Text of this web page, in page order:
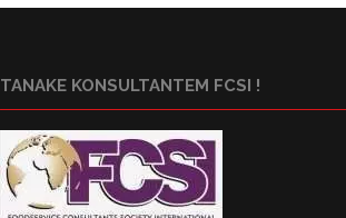
TANAKE KONSULTANTEM FCSI !